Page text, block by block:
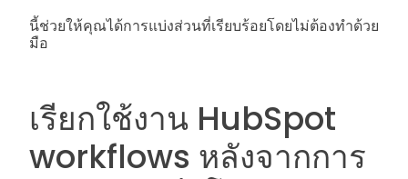
นี้ช่วยให้คุณได้การแบ่งส่วนที่เรียบร้อยโดยไม่ต้องทำด้วย
มือ
เรียกใช้งาน HubSpot
workflows หลังจากการ